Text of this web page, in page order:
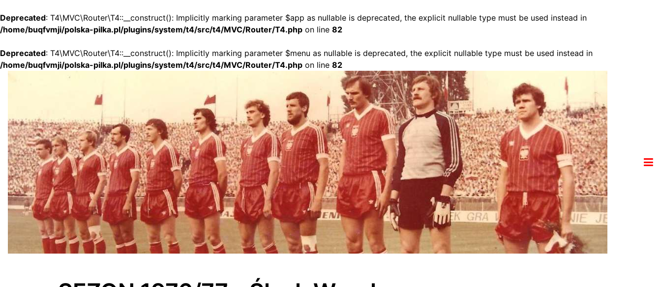
Deprecated: T4\MVC\Router\T4::__construct(): Implicitly marking parameter $app as nullable is deprecated, the explicit nullable type must be used instead in
/home/buqfvmji/polska-pilka.pl/plugins/system/t4/src/t4/MVC/Router/T4.php on line 82
Deprecated: T4\MVC\Router\T4::__construct(): Implicitly marking parameter $menu as nullable is deprecated, the explicit nullable type must be used instead in
/home/buqfvmji/polska-pilka.pl/plugins/system/t4/src/t4/MVC/Router/T4.php on line 82